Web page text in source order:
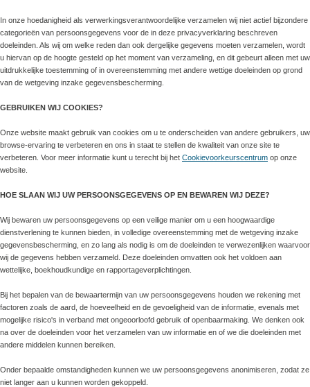
In onze hoedanigheid als verwerkingsverantwoordelijke verzamelen wij niet actief bijzondere
categorieën van persoonsgegevens voor de in deze privacyverklaring beschreven
doeleinden. Als wij om welke reden dan ook dergelijke gegevens moeten verzamelen, wordt
u hiervan op de hoogte gesteld op het moment van verzameling, en dit gebeurt alleen met uw
uitdrukkelijke toestemming of in overeenstemming met andere wettige doeleinden op grond
van de wetgeving inzake gegevensbescherming.
GEBRUIKEN WIJ COOKIES?
Onze website maakt gebruik van cookies om u te onderscheiden van andere gebruikers, uw
browse-ervaring te verbeteren en ons in staat te stellen de kwaliteit van onze site te
verbeteren. Voor meer informatie kunt u terecht bij het Cookievoorkeurscentrum op onze
website.
HOE SLAAN WIJ UW PERSOONSGEGEVENS OP EN BEWAREN WIJ DEZE?
Wij bewaren uw persoonsgegevens op een veilige manier om u een hoogwaardige
dienstverlening te kunnen bieden, in volledige overeenstemming met de wetgeving inzake
gegevensbescherming, en zo lang als nodig is om de doeleinden te verwezenlijken waarvoor
wij de gegevens hebben verzameld. Deze doeleinden omvatten ook het voldoen aan
wettelijke, boekhoudkundige en rapportageverplichtingen.
Bij het bepalen van de bewaartermijn van uw persoonsgegevens houden we rekening met
factoren zoals de aard, de hoeveelheid en de gevoeligheid van de informatie, evenals met
mogelijke risico's in verband met ongeoorloofd gebruik of openbaarmaking. We denken ook
na over de doeleinden voor het verzamelen van uw informatie en of we die doeleinden met
andere middelen kunnen bereiken.
Onder bepaalde omstandigheden kunnen we uw persoonsgegevens anonimiseren, zodat ze
niet langer aan u kunnen worden gekoppeld.